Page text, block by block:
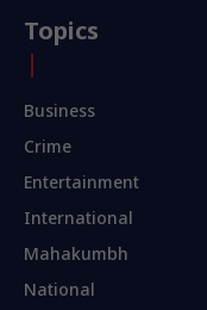
Topics
Business
Crime
Entertainment
International
Mahakumbh
National